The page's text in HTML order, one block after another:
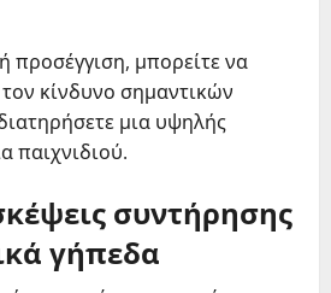
προσέγγιση, μπορείτε να
κίνδυνο σημαντικών
μια υψηλής
παιχνιδιού.
συντήρησης
γήπεδα